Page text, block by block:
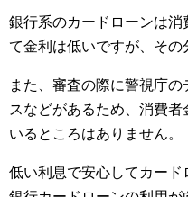
銀行系のカードローンは
て金利は低いですが、その
また、審査の際に警視庁
スなどがあるため、消費
いるところはありません。
低い利息で安心してカード